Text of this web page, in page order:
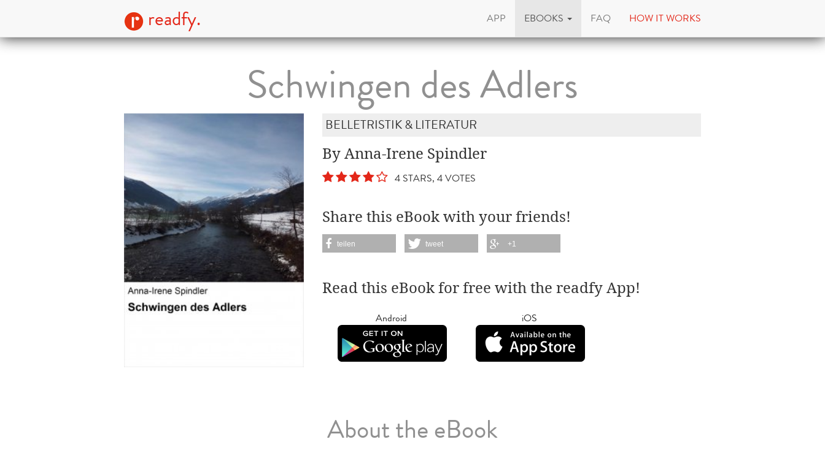
readfy. APP EBOOKS FAQ HOW IT WORKS
Schwingen des Adlers
BELLETRISTIK & LITERATUR
By Anna-Irene Spindler
4 STARS, 4 VOTES
Share this eBook with your friends!
teilen tweet +1
Read this eBook for free with the readfy App!
Android iOS
About the eBook